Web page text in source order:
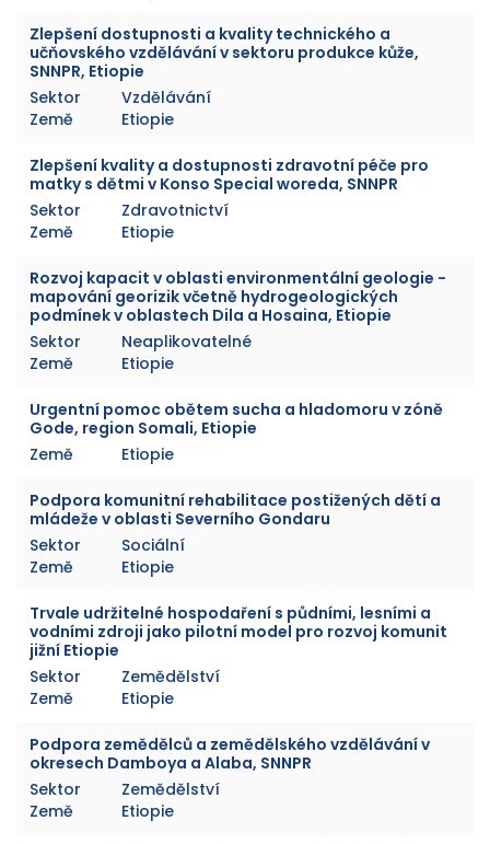
Zlepšení dostupnosti a kvality technického a
učňovského vzdělávání v sektoru produkce kůže,
SNNPR, Etiopie
Sektor
Vzdělávání
Země
Etiopie
Zlepšení kvality a dostupnosti zdravotní péče pro
matky s dětmi v Konso Special woreda, SNNPR
Sektor
Zdravotnictví
Země
Etiopie
Rozvoj kapacit v oblasti environmentální geologie -
mapování georizik včetně hydrogeologických
podmínek v oblastech Dila a Hosaina, Etiopie
Sektor
Neaplikovatelné
Země
Etiopie
Urgentní pomoc obětem sucha a hladomoru v zóně
Gode, region Somali, Etiopie
Země
Etiopie
Podpora komunitní rehabilitace postižených dětí a
mládeže v oblasti Severního Gondaru
Sektor
Sociální
Země
Etiopie
Trvale udržitelné hospodaření s půdními, lesními a
vodními zdroji jako pilotní model pro rozvoj komunit
jižní Etiopie
Sektor
Zemědělství
Země
Etiopie
Podpora zemědělců a zemědělského vzdělávání v
okresech Damboya a Alaba, SNNPR
Sektor
Zemědělství
Země
Etiopie